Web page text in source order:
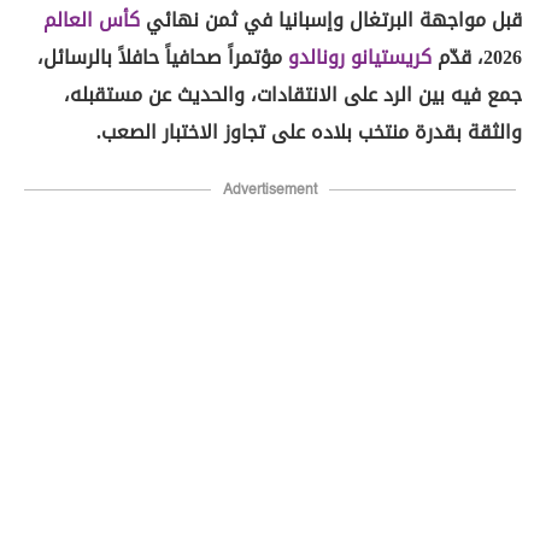
قبل مواجهة البرتغال وإسبانيا في ثمن نهائيكأس العالم
2026، قدّم
كريستيانو رونالدومؤتمراً صحافياً حافلاً بالرسائل،
جمع فيه بين الرد على الانتقادات، والحديث عن مستقبله،
والثقة بقدرة منتخب بلاده على تجاوز الاختبار الصعب.
Advertisement